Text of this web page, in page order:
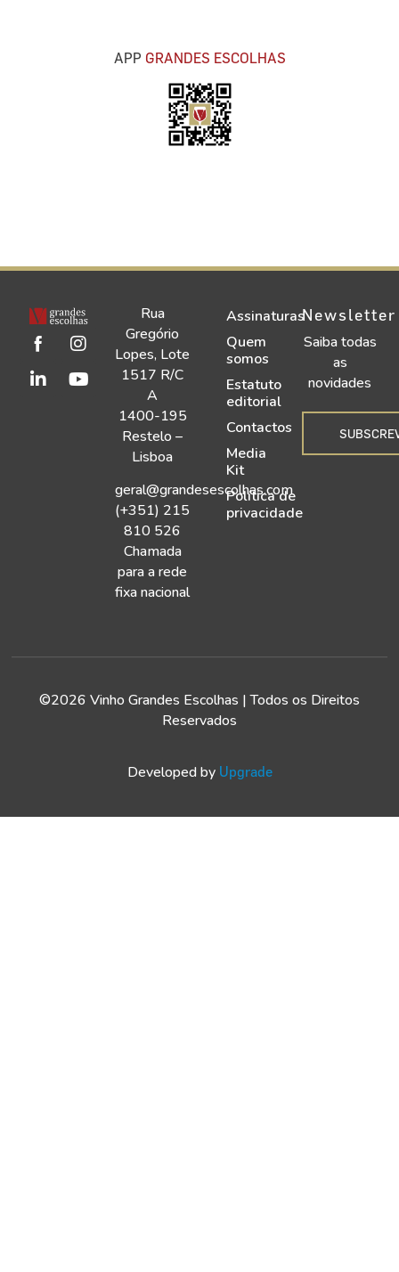
APP GRANDES ESCOLHAS
Rua
Gregório
Lopes, Lote
1517 R/C
A
1400-195
Restelo –
Lisboa
geral@grandesescolhas.com
(+351) 215
810 526
Chamada
para a rede
fixa nacional
Assinaturas
Quem
somos
Estatuto
editorial
Contactos
Media
Kit
Política de
privacidade
Newsletter
Saiba todas
as
novidades
©2026 Vinho Grandes Escolhas | Todos os Direitos
Reservados
Developed by Upgrade